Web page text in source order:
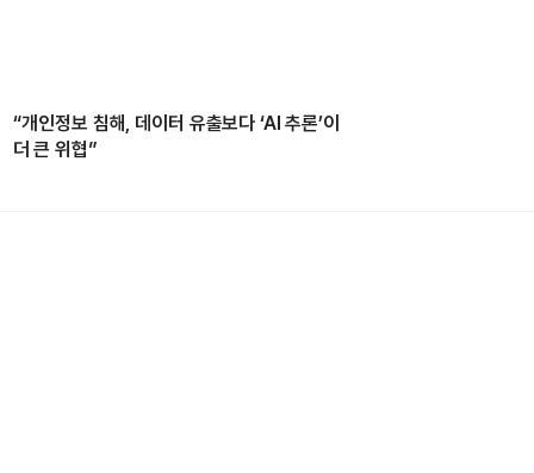
“개인정보 침해, 데이터 유출보다 ‘AI 추론’이
더 큰 위협”